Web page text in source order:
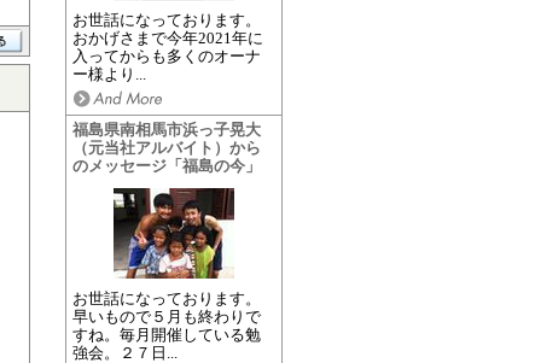
お世話になっております。
おかげさまで今年2021年に
入ってからも多くのオーナ
ー様より...
福島県南相馬市浜っ子晃大
（元当社アルバイト）から
のメッセージ「福島の今」
お世話になっております。
早いもので５月も終わりで
すね。毎月開催している勉
強会。２７日...